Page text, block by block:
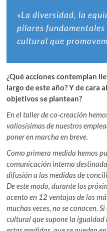
«La diversidad, la
pilares
cultural que
¿Qué acciones contemplan
largo de este año? Y de cara
objetivos se plantean?
En el taller de co-creación
valiosísimas de nuestros
poner en marcha en breve.
Como primera medida hemos
comunicación interna
difusión a las medidas de
De este modo, durante los
acento en 12 ventajas de las
muchas veces, no se conocen.
cultural que supone la